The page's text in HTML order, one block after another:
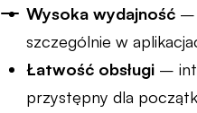
Wysoka wydajność –
szczególnie w
Łatwość obsługi –
przystępny dla